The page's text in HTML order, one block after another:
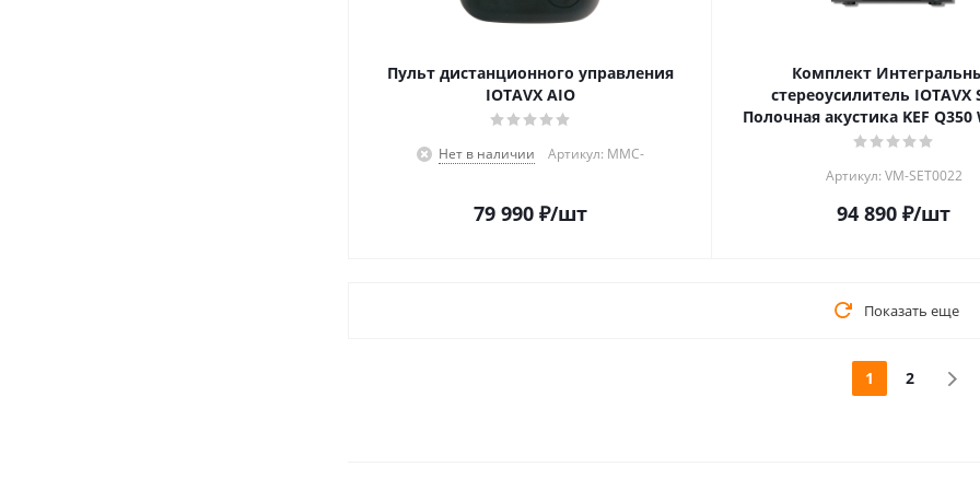
Пульт дистанционного управления
IOTAVX AIO
Нет в наличии Артикул: MMC-
79 990 ₽/шт
Комплект
стереоусилитель IOTAVX
Полочная акустика KEF Q350
Артикул: VM-SET0022
94 890 ₽/шт
Показать еще
1 2